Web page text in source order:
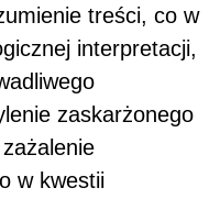
treści, co w
interpretacji,
zaskarżonego
w kwestii